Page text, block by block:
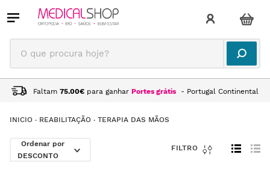
O que procura hoje?
Faltam 75.00€ para ganhar Portes grátis - Portugal Continental
REABILITAÇÃO TERAPIA DAS MÃOS
DESCONTO